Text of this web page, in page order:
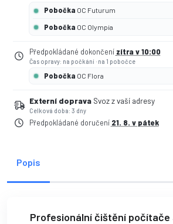
Pobočka OC Futurum
Pobočka OC Olympia
Předpokládané dokončení zítra v 10:00
Čas opravy: na počkání · na 1 pobočce
Pobočka OC Flora
Externí doprava Svoz z vaší adresy
Celková doba: 3 dny
Předpokládané doručení 21. 8. v pátek
Popis
Profesionální čištění počítače